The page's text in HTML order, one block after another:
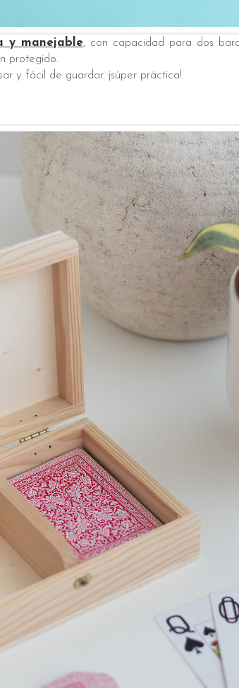
y manejable, con capacidad para dos
protegido.
y fácil de guardar. ¡súper práctica!